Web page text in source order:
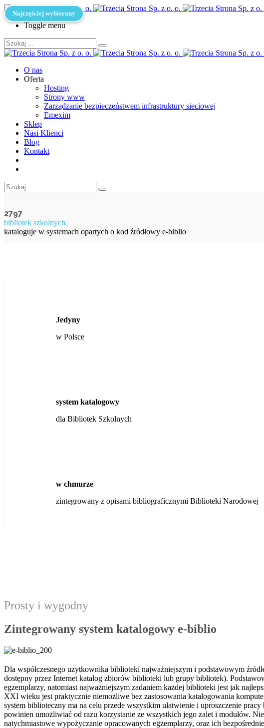
Toggle menu
O nas
Oferta
Hosting
Strony www
Zarządzanie bezpieczeństwem infrastruktury sieciowej
Emexim
Sklep
Nasi Klienci
Blog
Kontakt
2797
bibliotek szkolnych
kataloguje w systemach opartych o kod źródłowy e-biblio
Jedyny
w Polsce
system katalogowy
dla Bibliotek Szkolnych
w chmurze
zintegrowany z opisami bibliograficznymi Biblioteki Narodowej
Prosty i wygodny
Zintegrowany system katalogowy e-biblio
Dla współczesnego użytkownika biblioteki najważniejszym i podstawowym
dostępny przez Internet katalog zbiorów biblioteki lub grupy bibliotek).
egzemplarzy, natomiast najważniejszym zadaniem każdej biblioteki jest jak
XXI wieku jest praktycznie niemożliwe bez zastosowania katalogowania
system biblioteczny ma na celu przede wszystkim ułatwienie i uproszczenie
powinien umożliwiać od razu korzystanie ze wszystkich jego zalet i modułów.
natychmiastowe wypożyczanie opracowanych egzemplarzy, oraz ich
Najczęściej wybierany